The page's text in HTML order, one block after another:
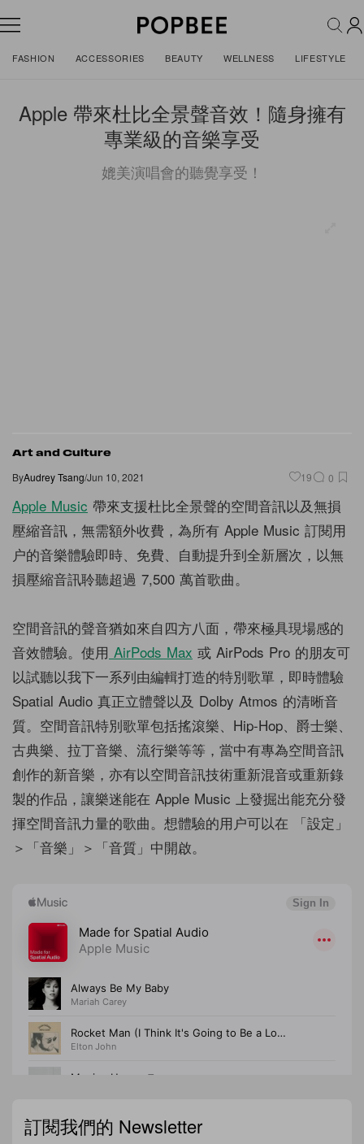
FASHION ACCESSORIES BEAUTY WELLNESS LIFESTYLE
Apple 帶來杜比全景聲音效！隨身擁有
專業級的音樂享受
媲美演唱會的聽覺享受！
Art and Culture
ByAudrey Tsang/Jun 10, 2021 19 0
Apple Music 帶來支援杜比全景聲的空間音訊以及無損
壓縮音訊，無需額外收費，為所有 Apple Music 訂閱用
户的音樂體驗即時、免費、自動提升到全新層次，以無
損壓縮音訊聆聽超過 7,500 萬首歌曲。
空間音訊的聲音猶如來自四方八面，帶來極具現場感的
音效體驗。使用 AirPods Max 或 AirPods Pro 的朋友可
以試聽以我下一系列由編輯打造的特別歌單，即時體驗
Spatial Audio 真正立體聲以及 Dolby Atmos 的清晰音
質。空間音訊特別歌單包括搖滾樂、Hip-Hop、爵士樂、
古典樂、拉丁音樂、流行樂等等，當中有專為空間音訊
創作的新音樂，亦有以空間音訊技術重新混音或重新錄
製的作品，讓樂迷能在 Apple Music 上發掘出能充分發
揮空間音訊力量的歌曲。想體驗的用户可以在 「設定」
＞「音樂」＞「音質」中開啟。
訂閱我們的 Newsletter